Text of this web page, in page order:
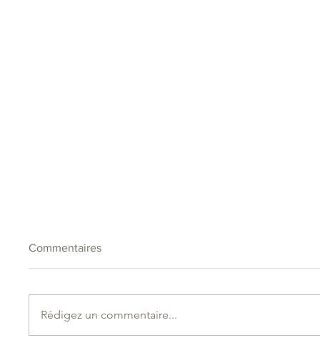
Commentaires
Rédigez un commentaire...